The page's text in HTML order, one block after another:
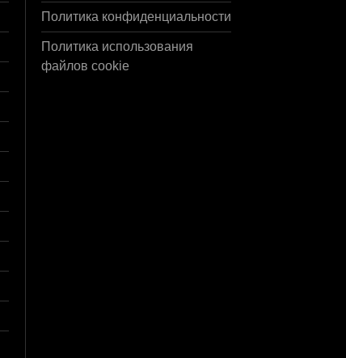
Политика конфиденциальности
Политика использования
файлов cookie